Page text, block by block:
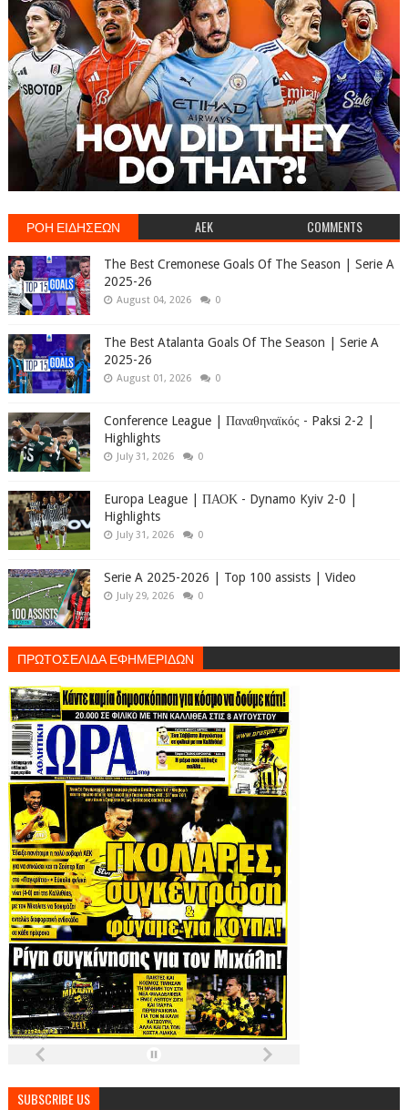
ΡΟΗ ΕΙΔΗΣΕΩΝ AEK COMMENTS
The Best Cremonese Goals Of The Season | Serie A
2025-26
August 04, 2026 0
The Best Atalanta Goals Of The Season | Serie A
2025-26
August 01, 2026 0
Conference League | Παναθηναϊκός - Paksi 2-2 |
Highlights
July 31, 2026 0
Europa League | ΠΑΟΚ - Dynamo Kyiv 2-0 |
Highlights
July 31, 2026 0
Serie A 2025-2026 | Top 100 assists | Video
July 29, 2026 0
ΠΡΩΤΟΣΕΛΙΔΑ ΕΦΗΜΕΡΙΔΩΝ
SUBSCRIBE US